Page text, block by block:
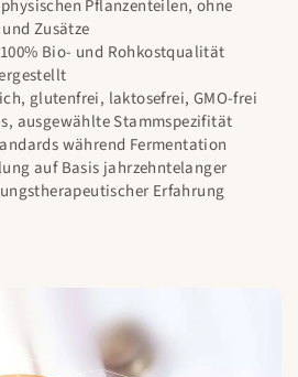
Pflanzenteilen, ohne
Zusätze
Bio- und Rohkostqualität
glutenfrei, laktosefrei, GMO-frei
ausgewählte Stammspezifität
während Fermentation
auf Basis jahrzehntelanger
Erfahrung